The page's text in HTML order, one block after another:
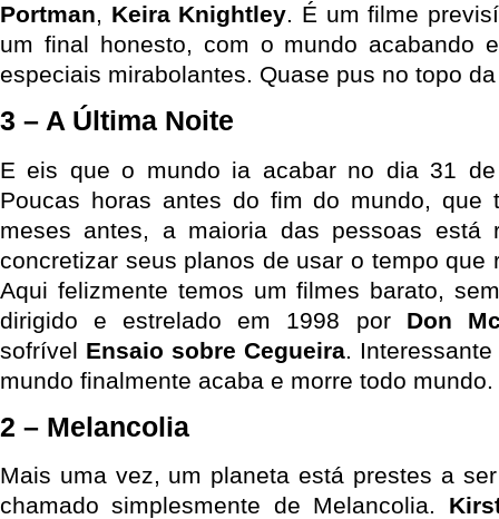
Portman, Keira Knightley. É um filme
um final honesto, com o mundo acabando
especiais mirabolantes. Quase pus no topo
3 – A Última Noite
E eis que o mundo ia acabar no dia 31
Poucas horas antes do fim do mundo, que
meses antes, a maioria das pessoas está
concretizar seus planos de usar o tempo que
Aqui felizmente temos um filmes barato,
dirigido e estrelado em 1998 por Don
sofrível Ensaio sobre Cegueira .
mundo finalmente acaba e morre todo mundo.
2 – Melancolia
Mais uma vez, um planeta está prestes a
chamado simplesmente de Melancolia.